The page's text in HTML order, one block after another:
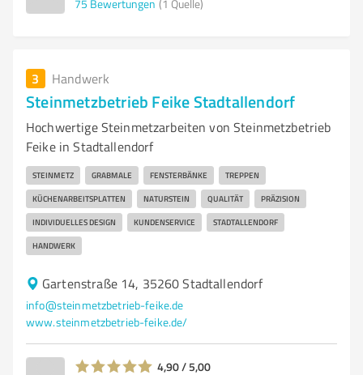
75 Bewertungen (1 Quelle)
3 Handwerk
Steinmetzbetrieb Feike Stadtallendorf
Hochwertige Steinmetzarbeiten von Steinmetzbetrieb
Feike in Stadtallendorf
STEINMETZ GRABMALE FENSTERBÄNKE TREPPEN
KÜCHENARBEITSPLATTEN NATURSTEIN QUALITÄT PRÄZISION
INDIVIDUELLES DESIGN KUNDENSERVICE STADTALLENDORF
HANDWERK
Gartenstraße 14, 35260 Stadtallendorf
info@steinmetzbetrieb-feike.de
www.steinmetzbetrieb-feike.de/
4,90 / 5,00